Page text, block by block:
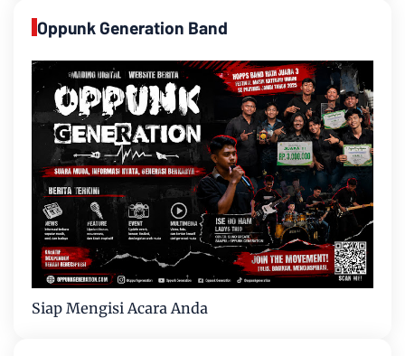
Oppunk Generation Band
Siap Mengisi Acara Anda